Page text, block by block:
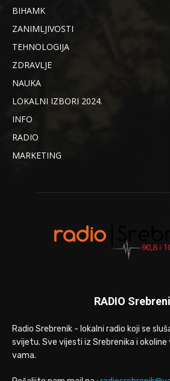
BIHAMK
ZANIMLJIVOSTI
TEHNOLOGIJA
ZDRAVLJE
NAUKA
LOKALNI IZBORI 2024.
INFO
RADIO
MARKETING
RADIO
Radio Srebrenik - lokalni radio koji se
svijetu. Sve vijesti iz Srebrenika i okoline
vama.